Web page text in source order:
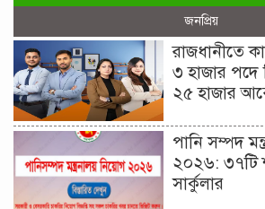
জনপ্রিয়
রাজধানীতে
৩ হাজার
২৫ হাজার
পানি সম্পদ
২০২৬: ৩৭টি
সার্কুলার